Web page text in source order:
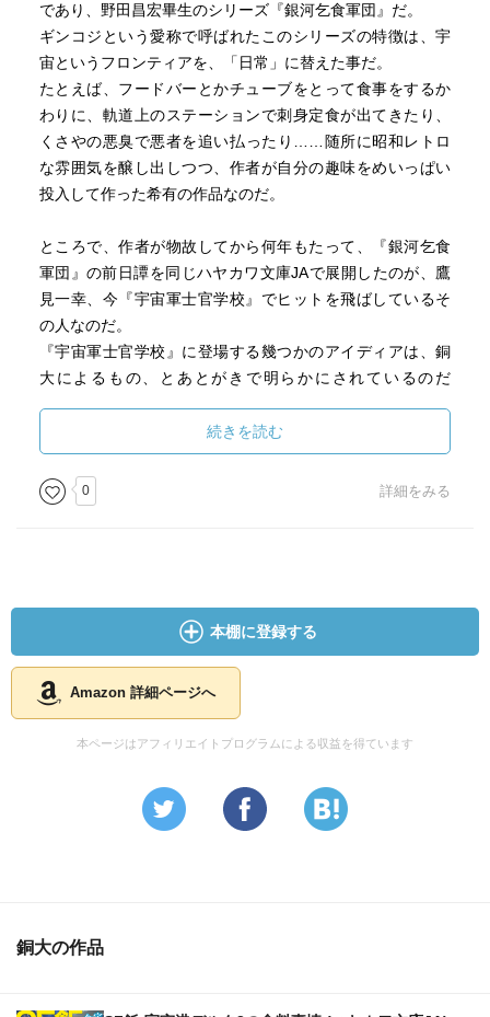
であり、野田昌宏畢生のシリーズ『銀河乞食軍団』だ。
ギンコジという愛称で呼ばれたこのシリーズの特徴は、宇
宙というフロンティアを、「日常」に替えた事だ。
たとえば、フードバーとかチューブをとって食事をするか
わりに、軌道上のステーションで刺身定食が出てきたり、
くさやの悪臭で悪者を追い払ったり……随所に昭和レトロ
な雰囲気を醸し出しつつ、作者が自分の趣味をめいっぱい
投入して作った希有の作品なのだ。
ところで、作者が物故してから何年もたって、『銀河乞食
軍団』の前日譚を同じハヤカワ文庫JAで展開したのが、鷹
見一幸、今『宇宙軍士官学校』でヒットを飛ばしているそ
の人なのだ。
『宇宙軍士官学校』に登場する幾つかのアイディアは、銅
大によるもの、とあとがきで明らかにされているのだ
なるほど！
本作ではその銅大が、まさに日常直結である「食」を宇宙
ステーションで考えるという面白いアプローチをした作品
キャラクターにも、地の文にも語らせる事なく作品の深み
を感じさせる病者が素晴らしい。
我々現代の日本人と、さほど異ならない食生活をしている
らしい中央星域出身の主人公が、まったく事情の違う辺境
星域にやってくる、という文化的なギャップがある事でネ
主人公の相棒となる、元小間使いのコノミが、祖父の遺産
屋とかトラック運転手向けの定食屋、そんな雰囲気になっ
続きを読む
0 詳細をみる
本棚に登録する
Amazon 詳細ページへ
本ページはアフィリエイトプログラムによる収益を得ています
銅大の作品